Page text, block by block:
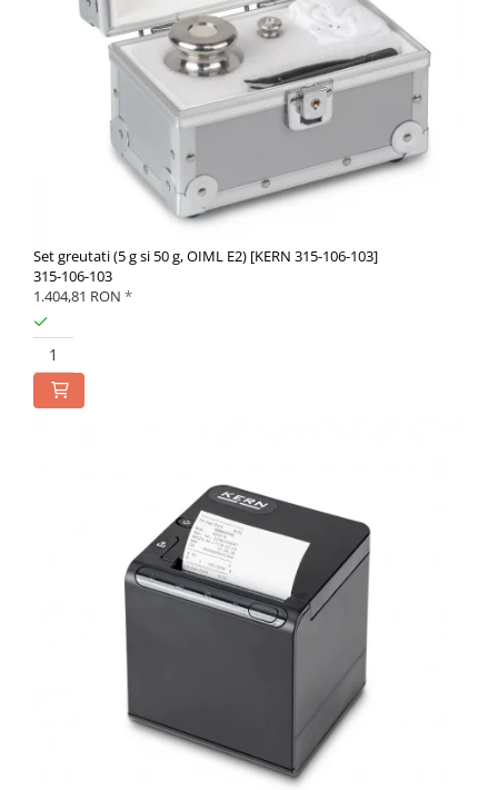
Set greutati (5 g si 50 g, OIML E2) [KERN 315-106-103]
315-106-103
1.404,81 RON *